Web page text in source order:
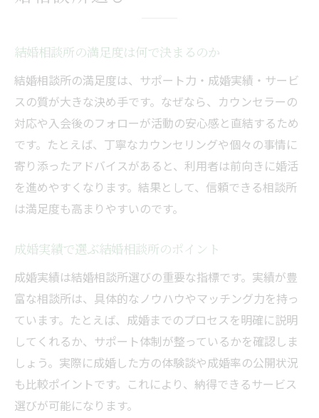
結婚相談所の満足度は何で決まるのか
結婚相談所の満足度は、サポート力・成婚実績・サービ
スの質が大きな決め手です。なぜなら、カウンセラーの
対応や入会後のフォローが活動の安心感と直結するため
です。たとえば、丁寧なカウンセリングや個々の事情に
寄り添ったアドバイスがあると、利用者は前向きに婚活
を進めやすくなります。結果として、信頼できる相談所
は満足度も高まりやすいのです。
成婚実績で選ぶ結婚相談所のポイント
成婚実績は結婚相談所選びの重要な指標です。実績が豊
富な相談所は、具体的なノウハウやマッチング力を持っ
ています。たとえば、成婚までのプロセスを明確に説明
してくれるか、サポート体制が整っているかを確認しま
しょう。実際に成婚した方の体験談や成婚率の公開状況
も比較ポイントです。これにより、納得できるサービス
選びが可能になります。